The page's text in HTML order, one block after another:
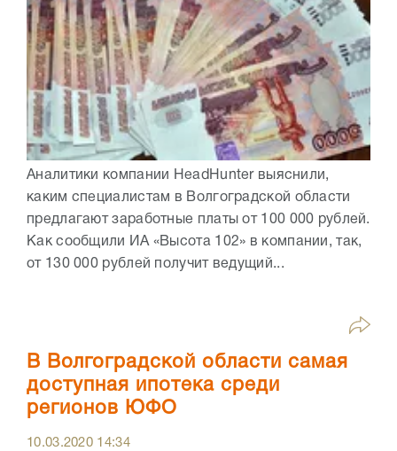
Аналитики компании HeadHunter выяснили,
каким специалистам в Волгоградской области
предлагают заработные платы от 100 000 рублей.
Как сообщили ИА «Высота 102» в компании, так,
от 130 000 рублей получит ведущий...
В Волгоградской области самая
доступная ипотека среди
регионов ЮФО
10.03.2020 14:34